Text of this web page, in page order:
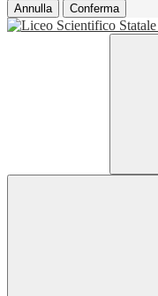
Annulla Conferma